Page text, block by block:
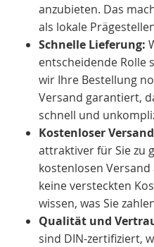
anzubieten. Das
als lokale
Schnelle Lieferung:
entscheidende Rolle
wir Ihre Bestellung
Versand garantiert,
schnell und
Kostenloser
attraktiver für Sie zu
kostenlosen Versand
keine versteckten
wissen, was Sie
Qualität und
sind DIN-zertifiziert,